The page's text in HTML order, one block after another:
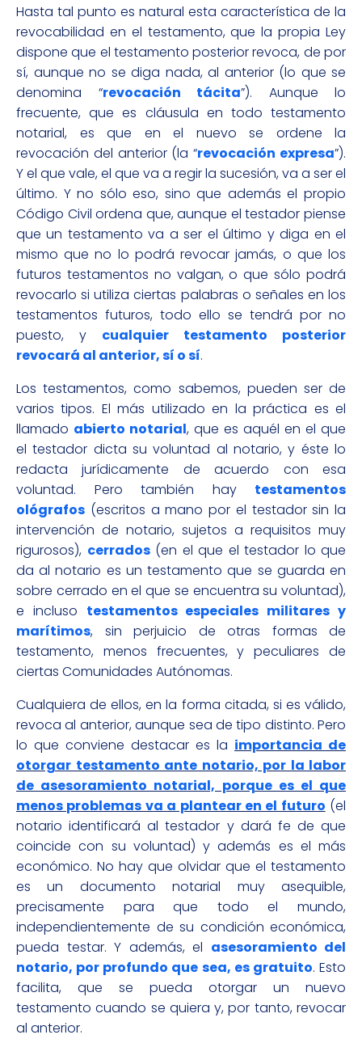
Hasta tal punto es natural esta característica de la
revocabilidad en el testamento, que la propia Ley
dispone que el testamento posterior revoca, de por
sí, aunque no se diga nada, al anterior (lo que se
denomina “revocación tácita”). Aunque lo
frecuente, que es cláusula en todo testamento
notarial, es que en el nuevo se ordene la
revocación del anterior (la “revocación expresa”).
Y el que vale, el que va a regir la sucesión, va a ser el
último. Y no sólo eso, sino que además el propio
Código Civil ordena que, aunque el testador piense
que un testamento va a ser el último y diga en el
mismo que no lo podrá revocar jamás, o que los
futuros testamentos no valgan, o que sólo podrá
revocarlo si utiliza ciertas palabras o señales en los
testamentos futuros, todo ello se tendrá por no
puesto, y cualquier testamento posterior
revocará al anterior, sí o sí.
Los testamentos, como sabemos, pueden ser de
varios tipos. El más utilizado en la práctica es el
llamado abierto notarial, que es aquél en el que
el testador dicta su voluntad al notario, y éste lo
redacta jurídicamente de acuerdo con esa
voluntad. Pero también hay testamentos
ológrafos (escritos a mano por el testador sin la
intervención de notario, sujetos a requisitos muy
rigurosos), cerrados(en el que el testador lo que
da al notario es un testamento que se guarda en
sobre cerrado en el que se encuentra su voluntad),
e incluso testamentos especiales militares y
marítimos, sin perjuicio de otras formas de
testamento, menos frecuentes, y peculiares de
ciertas Comunidades Autónomas.
Cualquiera de ellos, en la forma citada, si es válido,
revoca al anterior, aunque sea de tipo distinto. Pero
lo que conviene destacar es la importancia de
otorgar testamento ante notario, por la labor
de asesoramiento notarial, porque es el que
menos problemas va a plantear en el futuro (el
notario identificará al testador y dará fe de que
coincide con su voluntad) y además es el más
económico. No hay que olvidar que el testamento
es un documento notarial muy asequible,
precisamente para que todo el mundo,
independientemente de su condición económica,
pueda testar. Y además, el asesoramiento del
notario, por profundo que sea, es gratuito. Esto
facilita, que se pueda otorgar un nuevo
testamento cuando se quiera y, por tanto, revocar
al anterior.